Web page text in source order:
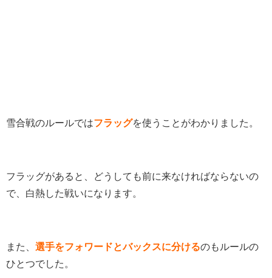
雪合戦のルールではフラッグを使うことがわかりました。
フラッグがあると、どうしても前に来なければならないの
で、白熱した戦いになります。
また、 選手をフォワードとバックスに分けるのもルールの
ひとつでした。